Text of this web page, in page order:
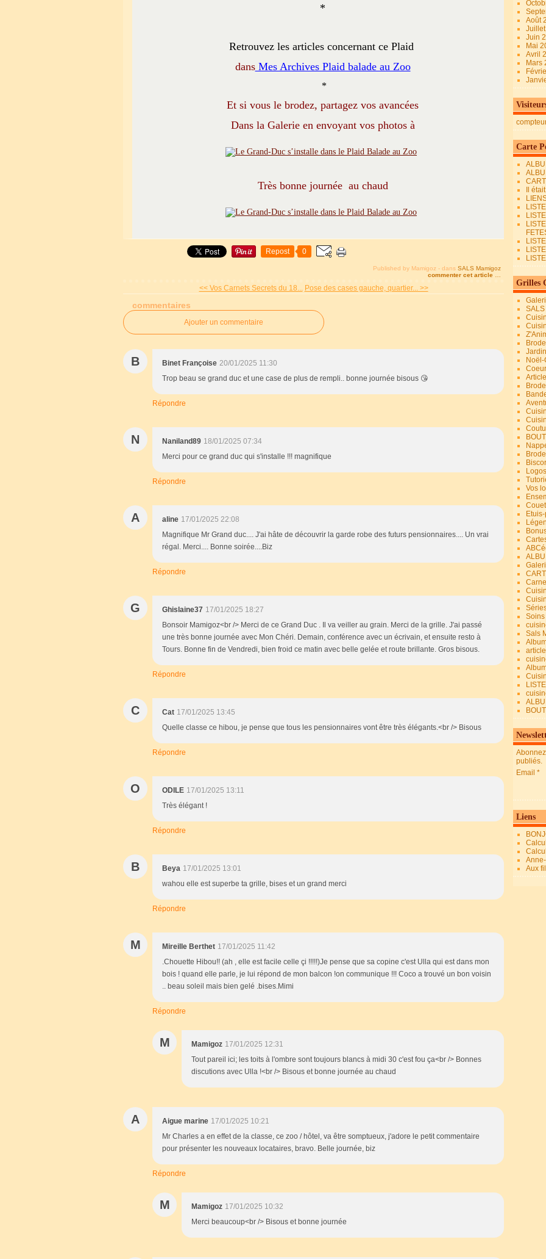
*
Retrouvez les articles concernant ce Plaid
dansMes Archives Plaid balade au Zoo
*
Et si vous le brodez, partagez vos avancées
Dans la Galerie en envoyant vos photos à
Très bonne journée au chaud
Repost 0
Published by Mamigoz - dans SALS Mamigoz
commenter cet article
<< Vos Carnets Secrets du 18... Pose des cases gauche, quartier... >>
commentaires
Ajouter un commentaire
B Binet Françoise 20/01/2025 11:30
Trop beau se grand duc et une case de plus de rempli.. bonne journée bisous 😘
Répondre
N Naniland89 18/01/2025 07:34
Merci pour ce grand duc qui s'installe !!! magnifique
Répondre
A aline 17/01/2025 22:08
Magnifique Mr Grand duc.... J'ai hâte de découvrir la garde robe des futurs pensionnaires.... Un vrai
régal. Merci.... Bonne soirée....Biz
Répondre
G Ghislaine37 17/01/2025 18:27
Bonsoir Mamigoz<br /> Merci de ce Grand Duc . Il va veiller au grain. Merci de la grille. J'ai passé
une très bonne journée avec Mon Chéri. Demain, conférence avec un écrivain, et ensuite resto à
Tours. Bonne fin de Vendredi, bien froid ce matin avec belle gelée et route brillante. Gros bisous.
Répondre
C Cat 17/01/2025 13:45
Quelle classe ce hibou, je pense que tous les pensionnaires vont être très élégants.<br /> Bisous
Répondre
O ODILE 17/01/2025 13:11
Très élégant !
Répondre
B Beya 17/01/2025 13:01
wahou elle est superbe ta grille, bises et un grand merci
Répondre
M Mireille Berthet 17/01/2025 11:42
.Chouette Hibou!! (ah , elle est facile celle çi !!!!!)Je pense que sa copine c'est Ulla qui est dans mon
bois ! quand elle parle, je lui répond de mon balcon !on communique !!! Coco a trouvé un bon voisin
.. beau soleil mais bien gelé .bises.Mimi
Répondre
M Mamigoz 17/01/2025 12:31
Tout pareil ici; les toits à l'ombre sont toujours blancs à midi 30 c'est fou ça<br /> Bonnes
discutions avec Ulla !<br /> Bisous et bonne journée au chaud
A Aigue marine 17/01/2025 10:21
Mr Charles a en effet de la classe, ce zoo / hôtel, va être somptueux, j'adore le petit commentaire
pour présenter les nouveaux locataires, bravo. Belle journée, biz
Répondre
M Mamigoz 17/01/2025 10:32
Merci beaucoup<br /> Bisous et bonne journée
Août
Juin
Mai
Avril
Mars
Carte
Il
Grilles
Vos
Sals
article
publiés.
Email
Liens
Aux